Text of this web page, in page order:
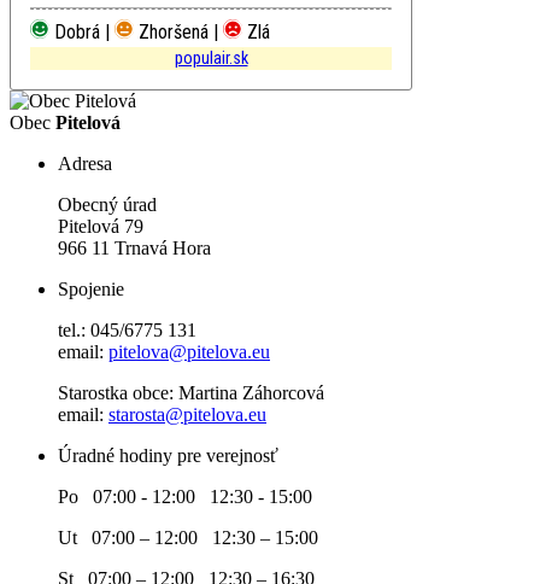
Dobrá |
Zhoršená | Zlá
populair.sk
Obec Pitelová
Adresa
Obecný úrad
Pitelová 79
966 11 Trnavá Hora
Spojenie
tel.: 045/6775 131
email: pitelova@pitelova.eu
Starostka obce: Martina Záhorcová
email: starosta@pitelova.eu
Úradné hodiny pre verejnosť
Po 07:00 - 12:00 12:30 - 15:00
Ut 07:00 – 12:00 12:30 – 15:00
St 07:00 – 12:00 12:30 – 16:30